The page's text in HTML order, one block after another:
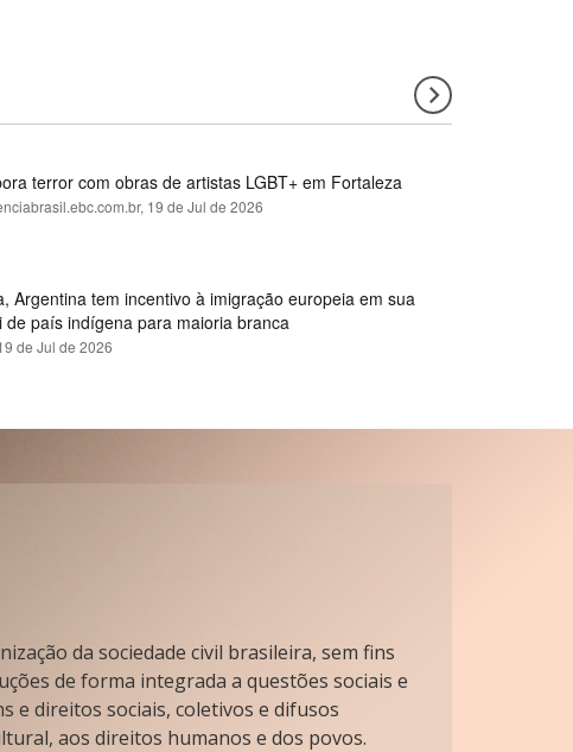
terror com obras de artistas LGBT+ em Fortaleza
19 de Jul de 2026
Argentina tem incentivo à imigração europeia em sua
de país indígena para maioria branca
de Jul de 2026
da sociedade civil brasileira, sem fins
de forma integrada a questões sociais e
e direitos sociais, coletivos e difusos
aos direitos humanos e dos povos.